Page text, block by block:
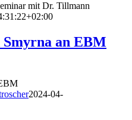
mit Dr. Tillmann
an EBM
2024-04-